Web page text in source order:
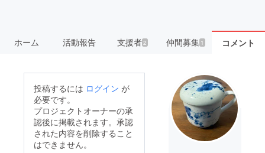
ホーム 活動報告 支援者 2 仲間募集 1 コメント
投稿するには ログイン が
必要です。
プロジェクトオーナーの承
認後に掲載されます。承認
された内容を削除すること
はできません。